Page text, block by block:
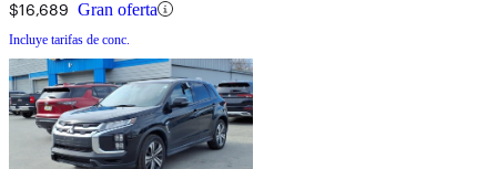
$16,689 Gran oferta
Incluye tarifas de conc.